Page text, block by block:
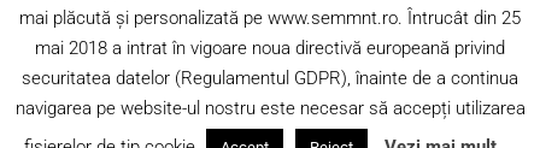
© 2024 S.T.O. „Veniamin Costachi” - Mânăstirea Neamț. Toate
drepturile rezervate.
mai plăcută și personalizată pe www.semmnt.ro. Întrucât din 25
mai 2018 a intrat în vigoare noua directivă europeană privind
securitatea datelor (Regulamentul GDPR), înainte de a continua
navigarea pe website-ul nostru este necesar să accepți utilizarea